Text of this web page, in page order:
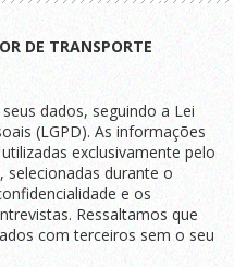
DE TRANSPORTE
dados, seguindo a Lei
(LGPD). As informações
exclusivamente pelo
selecionadas durante o
e os
Ressaltamos que
com terceiros sem o seu